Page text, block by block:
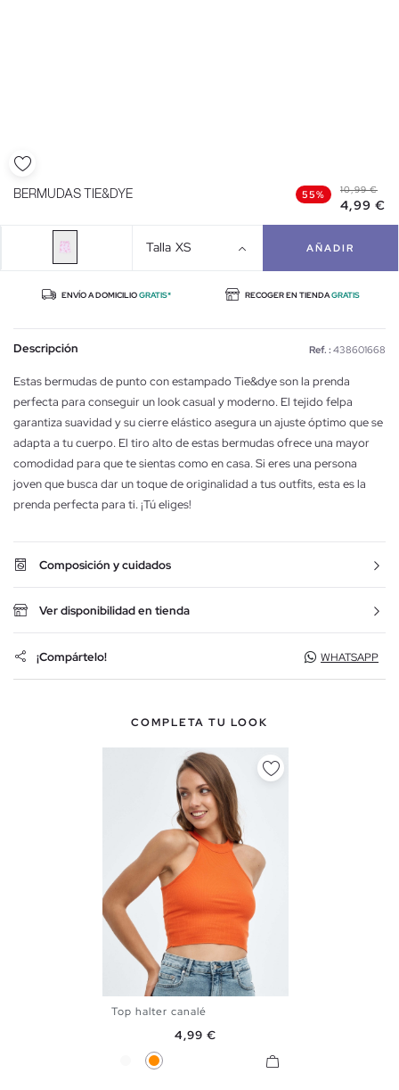
BERMUDAS TIE&DYE 55% 10,99 €
4,99 €
Talla XS AÑADIR
ENVÍO A DOMICILIOGRATIS* RECOGER EN TIENDAGRATIS
Descripción Ref. : 438601668
Estas bermudas de punto con estampado Tie&dye son la prenda
perfecta para conseguir un look casual y moderno. El tejido felpa
garantiza suavidad y su cierre elástico asegura un ajuste óptimo que se
adapta a tu cuerpo. El tiro alto de estas bermudas ofrece una mayor
comodidad para que te sientas como en casa. Si eres una persona
joven que busca dar un toque de originalidad a tus outfits, esta es la
prenda perfecta para ti. ¡Tú eliges!
Composición y cuidados
Ver disponibilidad en tienda
¡Compártelo! WHATSAPP
COMPLETA TU LOOK
Top halter canalé
Precio
4,99 €
BlancoNaranja Oscuro